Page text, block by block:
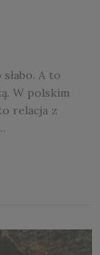
A to
W polskim
relacja z